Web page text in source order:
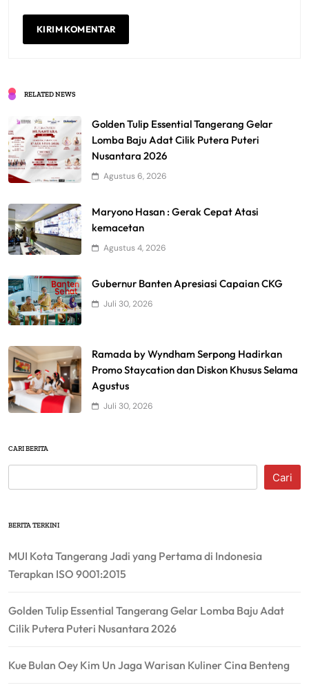
RELATED NEWS
Golden Tulip Essential Tangerang Gelar
Lomba Baju Adat Cilik Putera Puteri
Nusantara 2026
Agustus 6, 2026
Maryono Hasan : Gerak Cepat Atasi
kemacetan
Agustus 4, 2026
Gubernur Banten Apresiasi Capaian CKG
Juli 30, 2026
Ramada by Wyndham Serpong Hadirkan
Promo Staycation dan Diskon Khusus Selama
Agustus
Juli 30, 2026
CARI BERITA
Cari
BERITA TERKINI
MUI Kota Tangerang Jadi yang Pertama di Indonesia
Terapkan ISO 9001:2015
Golden Tulip Essential Tangerang Gelar Lomba Baju Adat
Cilik Putera Puteri Nusantara 2026
Kue Bulan Oey Kim Un Jaga Warisan Kuliner Cina Benteng